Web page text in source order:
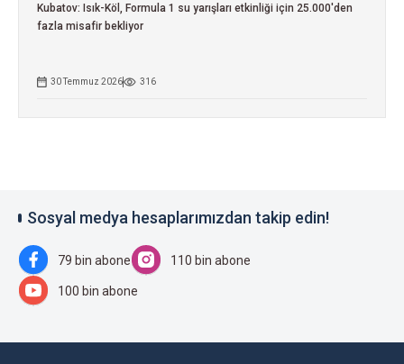
Kubatov: Isık-Köl, Formula 1 su yarışları etkinliği için 25.000'den
fazla misafir bekliyor
30 Temmuz 2026 316
Sosyal medya hesaplarımızdan takip edin!
79 bin abone 110 bin abone
100 bin abone